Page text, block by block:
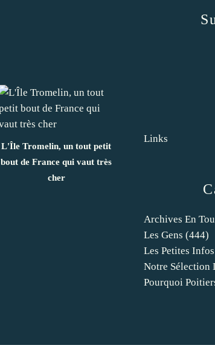
L'Île Tromelin, un tout petit
bout de France qui vaut très
cher
Archives En
Les Gens (444)
Les Petites Infos
Notre Sélection
Pourquoi
Links